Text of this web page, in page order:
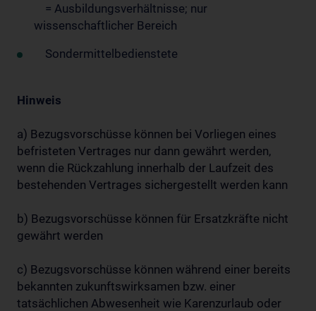
= Ausbildungsverhältnisse; nur
wissenschaftlicher Bereich
Sondermittelbedienstete
Hinweis
a) Bezugsvorschüsse können bei Vorliegen eines
befristeten Vertrages nur dann gewährt werden,
wenn die Rückzahlung innerhalb der Laufzeit des
bestehenden Vertrages sichergestellt werden kann
b) Bezugsvorschüsse können für Ersatzkräfte nicht
gewährt werden
c) Bezugsvorschüsse können während einer bereits
bekannten zukunftswirksamen bzw. einer
tatsächlichen Abwesenheit wie Karenzurlaub oder